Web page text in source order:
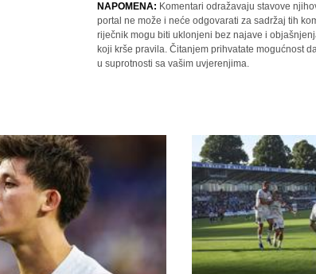
NAPOMENA: Komentari odražavaju stavove
portal ne može i neće odgovarati za sadržaj tih
riječnik mogu biti uklonjeni bez najave i
koji krše pravila. Čitanjem prihvatate mogućnost
u suprotnosti sa vašim uvjerenjima.